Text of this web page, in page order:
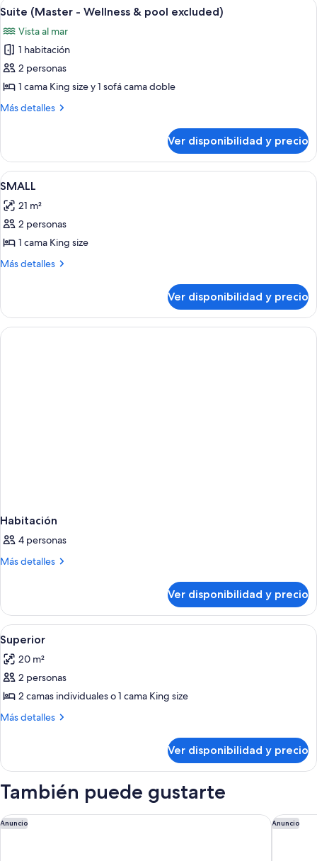
(Wellness
&
pool
excluded)
2
individuales
(Wellness
&
pool
excluded)
Ver
todas
las
fotos
de
Suite
(Master
&
pool
excluded)
9
Suite (Master - Wellness & pool excluded)
Vista al mar
1 habitación
2 personas
1 cama King size y 1 sofá cama doble
Más detalles
Más
(Master
Wellness
pool
excluded)
Ver disponibilidad y precio
Ver
todas
las
fotos
de
SMALL
Caja de seguridad en la habitación y
7
SMALL
21 m²
2 personas
1 cama King size
Más detalles
Más
Ver disponibilidad y precio
Habitación
4 personas
Más detalles
Más
Ver disponibilidad y precio
Ver
todas
las
fotos
de
Superior
Caja de seguridad en la habitación y
10
Superior
20 m²
2 personas
2 camas individuales o 1 cama King size
Más detalles
Más
Ver disponibilidad y precio
También puede gustarte
Anuncio
Four Points Flex by Sheraton Ballerup Anuncio
AC